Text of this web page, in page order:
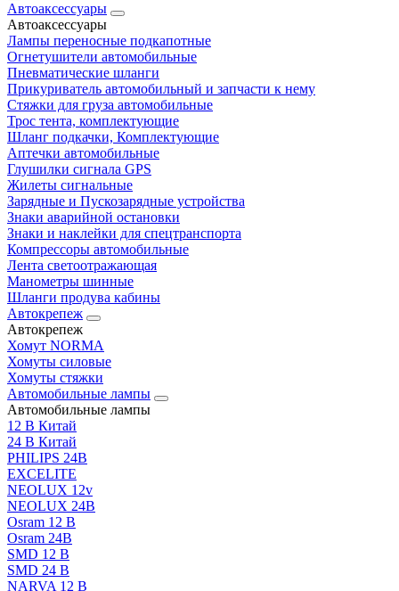
Автоаксессуары
Автоаксессуары
Лампы переносные подкапотные
Огнетушители автомобильные
Пневматические шланги
Прикуриватель автомобильный и запчасти к нему
Стяжки для груза автомобильные
Трос тента, комплектующие
Шланг подкачки, Комплектующие
Аптечки автомобильные
Глушилки сигнала GPS
Жилеты сигнальные
Зарядные и Пускозарядные устройства
Знаки аварийной остановки
Знаки и наклейки для спецтранспорта
Компрессоры автомобильные
Лента светоотражающая
Манометры шинные
Шланги продува кабины
Автокрепеж
Автокрепеж
Хомут NORMA
Хомуты силовые
Хомуты стяжки
Автомобильные лампы
Автомобильные лампы
12 В Китай
24 В Китай
PHILIPS 24В
EXCELITE
NEOLUX 12v
NEOLUX 24В
Osram 12 В
Osram 24В
SMD 12 В
SMD 24 В
NARVA 12 В